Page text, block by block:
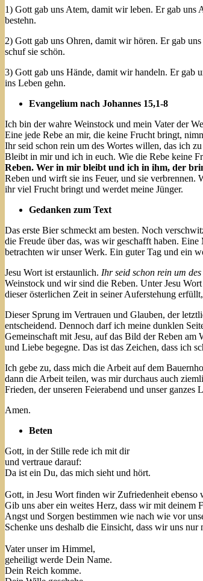
1) Gott gab uns Atem, damit wir leben. Er gab uns
bestehn.
2) Gott gab uns Ohren, damit wir hören. Er gab
schuf sie schön.
3) Gott gab uns Hände, damit wir handeln. Er gab
ins Leben gehn.
Evangelium nach Johannes 15,1-8
Ich bin der wahre Weinstock und mein Vater der
Eine jede Rebe an mir, die keine Frucht bringt,
Ihr seid schon rein um des Wortes willen, das ich zu
Bleibt in mir und ich in euch. Wie die Rebe keine
Reben. Wer in mir bleibt und ich in ihm, der
Reben und wirft sie ins Feuer, und sie
ihr viel Frucht bringt und werdet meine Jünger.
Gedanken zum Text
Das erste Bier schmeckt am besten. Noch
die Freude über das, was wir geschafft haben.
betrachten wir unser Werk. Ein guter Tag und ein
Jesu Wort ist erstaunlich. Ihr seid schon rein um
Weinstock und wir sind die Reben. Unter Jesu
dieser österlichen Zeit in seiner Auferstehung
Dieser Sprung im Vertrauen und Glauben, der
entscheidend. Dennoch darf ich meine dunklen
Gemeinschaft mit Jesu, auf das Bild der Reben
und Liebe begegne. Das ist das Zeichen, dass ich
Ich gebe zu, dass mich die Arbeit auf dem
dann die Arbeit teilen, was mir durchaus auch
Frieden, der unseren Feierabend und unser ganzes
Amen.
Beten
Gott, in der Stille rede ich mit dir
und vertraue darauf:
Da ist ein Du, das mich sieht und hört.
Gott, in Jesu Wort finden wir Zufriedenheit ebenso
Gib uns aber ein weites Herz, dass wir mit deinem
Angst und Sorgen bestimmen wie nach wie vor
Schenke uns deshalb die Einsicht, dass wir uns
Vater unser im Himmel,
geheiligt werde Dein Name.
Dein Reich komme.